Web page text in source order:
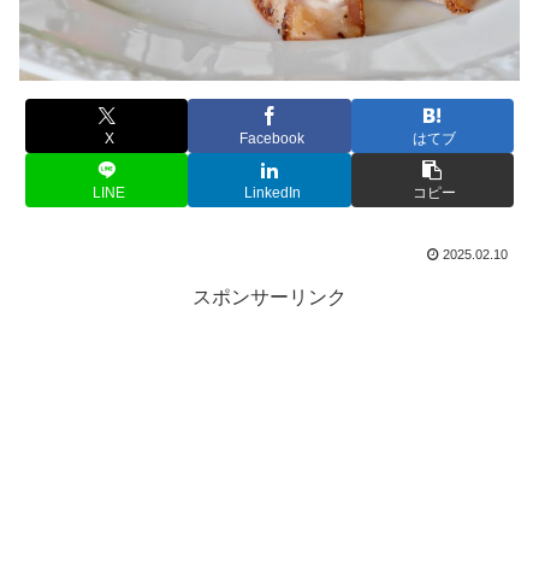
X Facebook はてブ
LINE LinkedIn コピー
2025.02.10
スポンサーリンク